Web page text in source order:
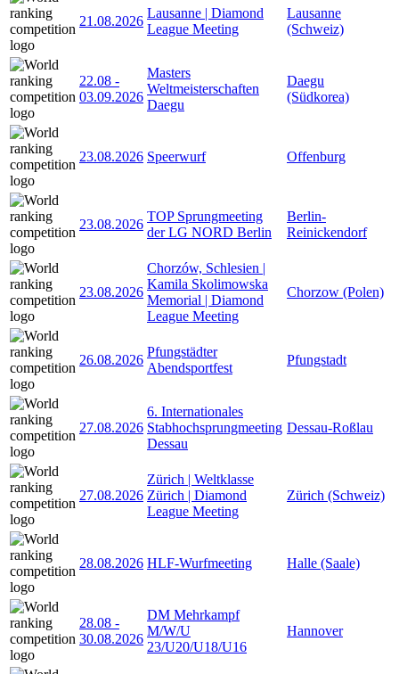
21.08.2026
Lausanne | Diamond
League Meeting
Lausanne
(Schweiz)
22.08 -
03.09.2026
Masters
Weltmeisterschaften
Daegu
Daegu
(Südkorea)
23.08.2026 Speerwurf Offenburg
23.08.2026
TOP Sprungmeeting
der LG NORD Berlin
Berlin-
Reinickendorf
23.08.2026
Chorzów, Schlesien |
Kamila Skolimowska
Memorial | Diamond
League Meeting
Chorzow (Polen)
26.08.2026
Pfungstädter
Abendsportfest
Pfungstadt
27.08.2026
6. Internationales
Stabhochsprungmeeting
Dessau
Dessau-Roßlau
27.08.2026
Zürich | Weltklasse
Zürich | Diamond
League Meeting
Zürich (Schweiz)
28.08.2026 HLF-Wurfmeeting Halle (Saale)
28.08 -
30.08.2026
DM Mehrkampf
M/W/U
23/U20/U18/U16
Hannover